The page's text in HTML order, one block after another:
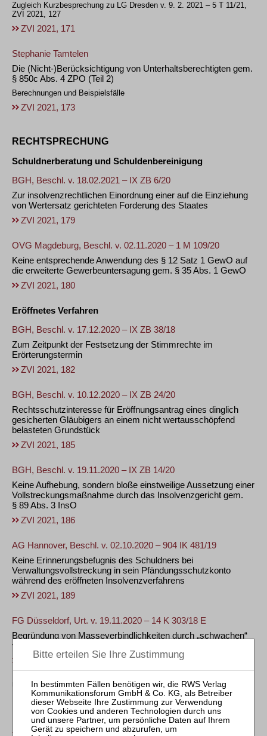
Zugleich Kurzbesprechung zu LG Dresden v. 9. 2. 2021 – 5 T 11/21,
ZVI 2021, 127
ZVI 2021, 171
Stephanie Tamtelen
Die (Nicht-)Berücksichtigung von Unterhaltsberechtigten gem.
§ 850c Abs. 4 ZPO (Teil 2)
Berechnungen und Beispielsfälle
ZVI 2021, 173
RECHTSPRECHUNG
Schuldnerberatung und Schuldenbereinigung
BGH, Beschl. v. 18.02.2021 – IX ZB 6/20
Zur insolvenzrechtlichen Einordnung einer auf die Einziehung
von Wertersatz gerichteten Forderung des Staates
ZVI 2021, 179
OVG Magdeburg, Beschl. v. 02.11.2020 – 1 M 109/20
Keine entsprechende Anwendung des § 12 Satz 1 GewO auf
die erweiterte Gewerbeuntersagung gem. § 35 Abs. 1 GewO
ZVI 2021, 180
Eröffnetes Verfahren
BGH, Beschl. v. 17.12.2020 – IX ZB 38/18
Zum Zeitpunkt der Festsetzung der Stimmrechte im
Erörterungstermin
ZVI 2021, 182
BGH, Beschl. v. 10.12.2020 – IX ZB 24/20
Rechtsschutzinteresse für Eröffnungsantrag eines dinglich
gesicherten Gläubigers an einem nicht wertausschöpfend
belasteten Grundstück
ZVI 2021, 185
BGH, Beschl. v. 19.11.2020 – IX ZB 14/20
Keine Aufhebung, sondern bloße einstweilige Aussetzung einer
Vollstreckungsmaßnahme durch das Insolvenzgericht gem.
§ 89 Abs. 3 InsO
ZVI 2021, 186
AG Hannover, Beschl. v. 02.10.2020 – 904 IK 481/19
Keine Erinnerungsbefugnis des Schuldners bei
Verwaltungsvollstreckung in sein Pfändungsschutzkonto
während des eröffneten Insolvenzverfahrens
ZVI 2021, 189
FG Düsseldorf, Urt. v. 19.11.2020 – 14 K 303/18 E
Begründung von Masseverbindlichkeiten durch „schwachen“
vorläufigen Insolvenzverwalter
ZVI 2021, 190
Umfang der Masse/Massegenerierung
BGH, Beschl. v. 10.03.2021 – VII ZB 24/20
Unpfändbarkeit einer Corona-Soforthilfe